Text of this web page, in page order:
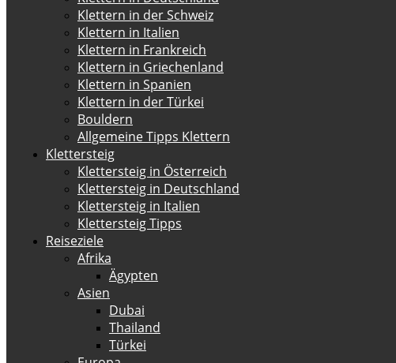
Klettern in der Schweiz
Klettern in Italien
Klettern in Frankreich
Klettern in Griechenland
Klettern in Spanien
Klettern in der Türkei
Bouldern
Allgemeine Tipps Klettern
Klettersteig
Klettersteig in Österreich
Klettersteig in Deutschland
Klettersteig in Italien
Klettersteig Tipps
Reiseziele
Afrika
Ägypten
Asien
Dubai
Thailand
Türkei